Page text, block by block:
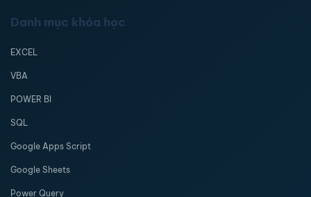
Danh mục khóa học
EXCEL
VBA
POWER BI
SQL
Google Apps Script
Google Sheets
Power Query